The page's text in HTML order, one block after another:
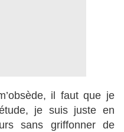
il faut que je
je suis juste en
sans griffonner de